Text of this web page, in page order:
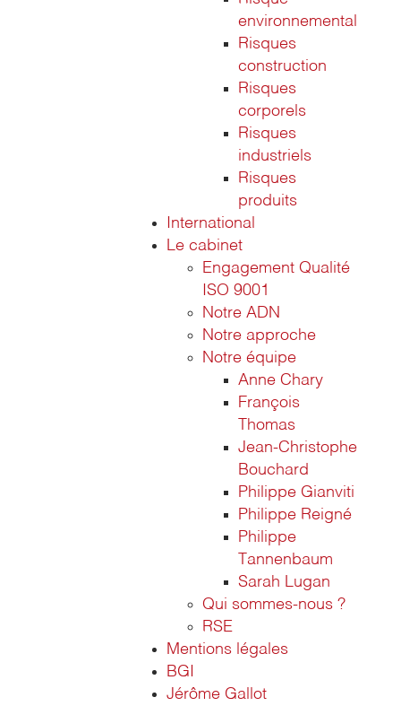
environnemental
Risques
construction
Risques
corporels
Risques
industriels
Risques
produits
International
Le cabinet
Engagement Qualité
ISO 9001
Notre ADN
Notre approche
Notre équipe
Anne Chary
François
Thomas
Jean-Christophe
Bouchard
Philippe Gianviti
Philippe Reigné
Philippe
Tannenbaum
Sarah Lugan
Qui sommes-nous ?
RSE
Mentions légales
BGI
Jérôme Gallot